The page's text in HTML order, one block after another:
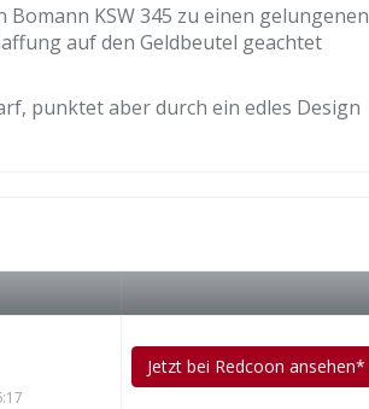
KSW 345 zu einen gelungenen
auf den Geldbeutel geachtet
punktet aber durch ein edles Design
Jetzt bei Redcoon ansehen*